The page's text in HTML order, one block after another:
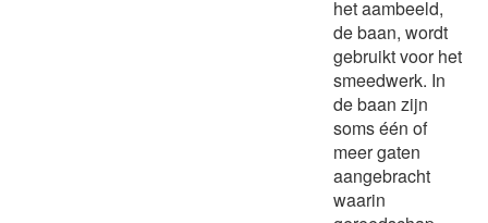
het aambeeld,
de baan, wordt
gebruikt voor het
smeedwerk. In
de baan zijn
soms één of
meer gaten
aangebracht
waarin